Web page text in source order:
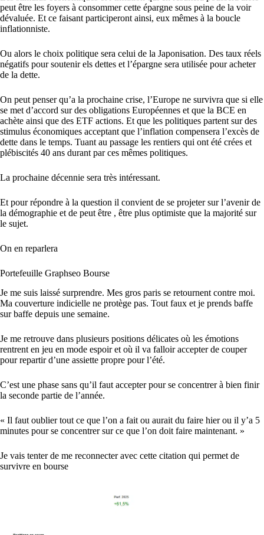
peut être les foyers à consommer cette épargne sous peine de la voir
dévaluée. Et ce faisant participeront ainsi, eux mêmes à la boucle
inflationniste.
Ou alors le choix politique sera celui de la Japonisation. Des taux réels
négatifs pour soutenir els dettes et l’épargne sera utilisée pour acheter
de la dette.
On peut penser qu’a la prochaine crise, l’Europe ne survivra que si elle
se met d’accord sur des obligations Européennes et que la BCE en
achète ainsi que des ETF actions. Et que les politiques partent sur des
stimulus économiques acceptant que l’inflation compensera l’excès de
dette dans le temps. Tuant au passage les rentiers qui ont été crées et
plébiscités 40 ans durant par ces mêmes politiques.
La prochaine décennie sera très intéressant.
Et pour répondre à la question il convient de se projeter sur l’avenir de
la démographie et de peut être , être plus optimiste que la majorité sur
le sujet.
On en reparlera
Portefeuille Graphseo Bourse
Je me suis laissé surprendre. Mes gros paris se retournent contre moi.
Ma couverture indicielle ne protège pas. Tout faux et je prends baffe
sur baffe depuis une semaine.
Je me retrouve dans plusieurs positions délicates où les émotions
rentrent en jeu en mode espoir et où il va falloir accepter de couper
pour repartir d’une assiette propre pour l’été.
C’est une phase sans qu’il faut accepter pour se concentrer à bien finir
la seconde partie de l’année.
« Il faut oublier tout ce que l’on a fait ou aurait du faire hier ou il y’a 5
minutes pour se concentrer sur ce que l’on doit faire maintenant. »
Je vais tenter de me reconnecter avec cette citation qui permet de
survivre en bourse